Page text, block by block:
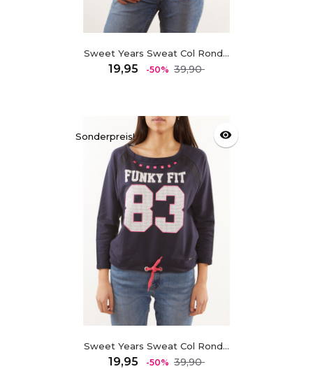
Sweet Years Sweat Col Rond...
19,95
Regulärer
-50% 39,90Preis
Sonderpreis! visibility
Sweet Years Sweat Col Rond...
19,95
Regulärer
-50% 39,90Preis